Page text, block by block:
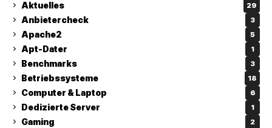
Aktuelles 29
Anbietercheck 3
Apache2 5
Apt-Dater 1
Benchmarks 3
Betriebssysteme 18
Computer & Laptop 6
Dedizierte Server 1
Gaming 2